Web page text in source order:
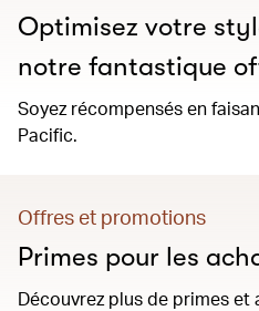
Optimisez votre
notre fantastique
Soyez récompensés en
Pacific.
Offres et promotions
Primes pour les
Découvrez plus de primes